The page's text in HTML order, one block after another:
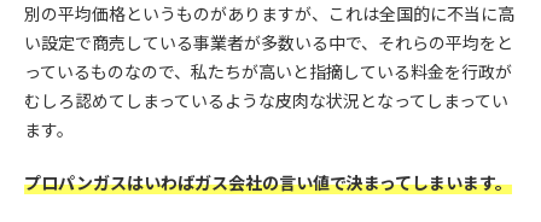
別の平均価格というものがありますが、これは全国的に不当に高
い設定で商売している事業者が多数いる中で、それらの平均をと
っているものなので、私たちが高いと指摘している料金を行政が
むしろ認めてしまっているような皮肉な状況となってしまってい
ます。
プロパンガスはいわばガス会社の言い値で決まってしまいます。